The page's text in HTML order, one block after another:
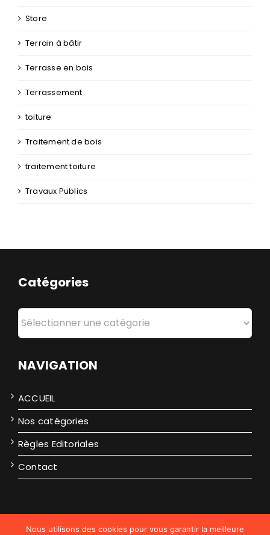
Store
Terrain à bâtir
Terrasse en bois
Terrassement
toiture
Traitement de bois
traitement toiture
Travaux Publics
Catégories
Catégories
NAVIGATION
ACCUEIL
Nos catégories
Règles Editoriales
Contact
Nous utilisons des cookies pour vous garantir la meilleure